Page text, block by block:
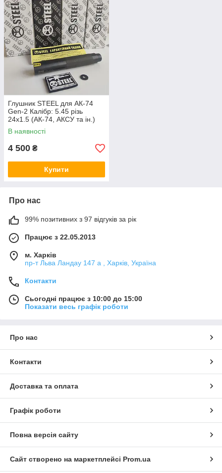
Глушник STEEL для АК-74
Gen-2 Калібр: 5.45 різь
24x1.5 (АК-74, АКСУ та ін.)
В наявності
4 500 ₴
Купити
Про нас
99% позитивних з 97 відгуків за рік
Працює з 22.05.2013
м. Харків
пр-т Льва Ландау 147 а , Харків, Україна
Контакти
Сьогодні працює з 10:00 до 15:00
Показати весь графік роботи
Про нас
Контакти
Доставка та оплата
Графік роботи
Повна версія сайту
Сайт створено на маркетплейсі Prom.ua